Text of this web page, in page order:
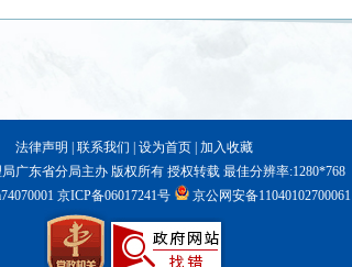
法律声明 联系我们 设为首页 加入收藏
广东省分局主办 版权所有 授权转载 最佳分辨率:1280*768
京ICP备06017241号 京公网安备11040102700061